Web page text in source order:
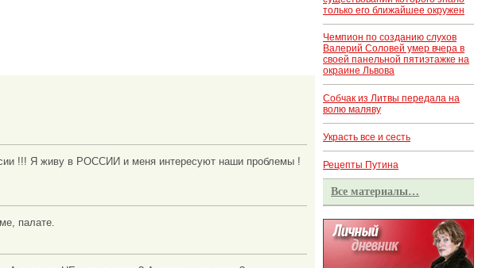
!!! Я живу в РОССИИ и меня интересуют наши проблемы !
палате.
только его ближайшее окружен
Чемпион по созданию слухов
Валерий Соловей умер вчера в
своей панельной пятиэтажке на
окраине Львова
Собчак из Литвы передала на
волю маляву
Украсть все и сесть
Рецепты Путина
Все материалы…